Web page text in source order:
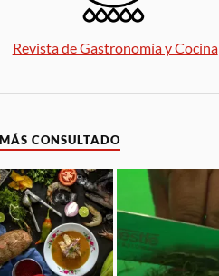
Revista de Gastronomía y Cocina
CONSULTADO